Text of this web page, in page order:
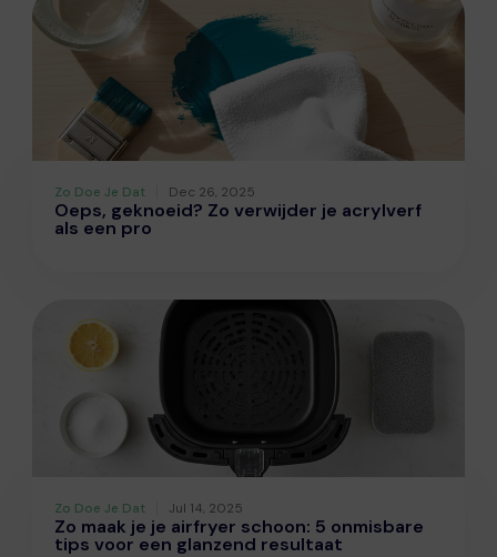
Zo Doe Je Dat Dec 26, 2025
Oeps, geknoeid? Zo verwijder je acrylverf
als een pro
Zo Doe Je Dat Jul 14, 2025
Zo maak je je airfryer schoon: 5 onmisbare
tips voor een glanzend resultaat